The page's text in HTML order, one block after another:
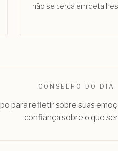
não se perca em
CONSELHO DO DIA
para refletir sobre suas
confiança sobre o que